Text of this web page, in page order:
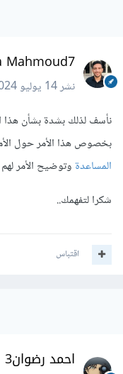
Mahmoud7
نشر14 يوليو 2024
نأسف لذلك بشدة بشأن هذا
بخصوص هذا الأمر حول
المساعدةوتوضيح الأمر
شكرا لتفهمك..
اقتباس
احمد رضوان3